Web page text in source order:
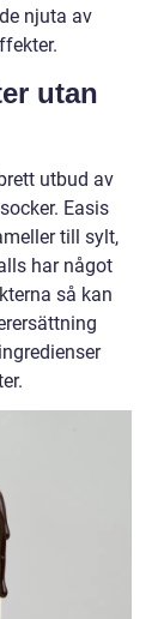
njuta av
utan
utbud av
Easis
till sylt,
har något
så kan